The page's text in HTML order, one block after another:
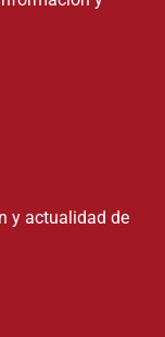
y actualidad de